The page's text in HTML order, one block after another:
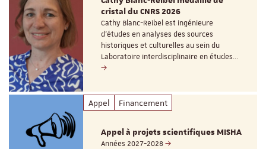
cristal du CNRS 2026
Cathy Blanc-Reibel est ingénieure
d’études en analyses des sources
historiques et culturelles au sein du
Laboratoire interdisciplinaire en études…
Appel Financement
Appel à projets scientifiques MISHA
Années 2027-2028